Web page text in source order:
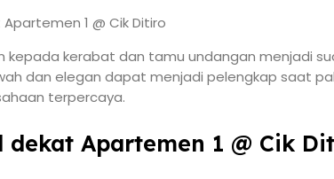
kepada kerabat dan tamu undangan menjadi
dan elegan dapat menjadi pelengkap saat
terpercaya.
dekat Apartemen 1 @ Cik